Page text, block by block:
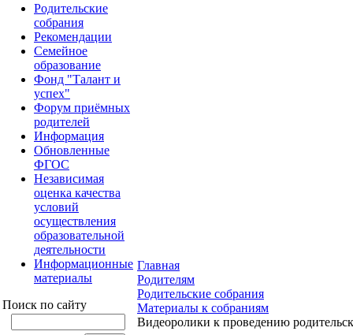
Родительские
собрания
Рекомендации
Семейное
образование
Фонд "Талант и
успех"
Форум приёмных
родителей
Информация
Обновленные
ФГОС
Независимая
оценка качества
условий
осуществления
образовательной
деятельности
Информационные
материалы
Поиск по сайту
Главная
Родителям
Родительские собрания
Материалы к собраниям
Видеоролики к проведению